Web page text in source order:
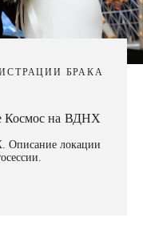
БРАКА
Космос на ВДНХ
Описание локации